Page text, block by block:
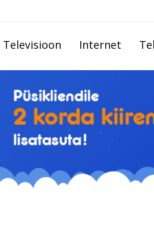
Televisioon Internet